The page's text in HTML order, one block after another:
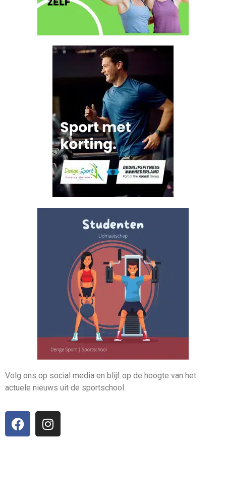
Volg ons op social media en blijf op de hoogte van het
actuele nieuws uit de sportschool.